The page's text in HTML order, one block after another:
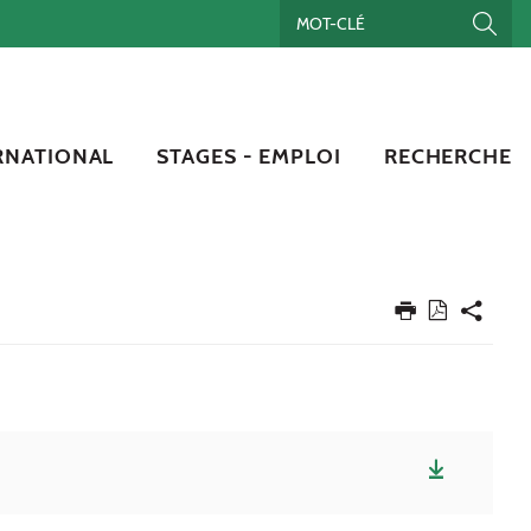
STAGES - EMPLOI RECHERCHE